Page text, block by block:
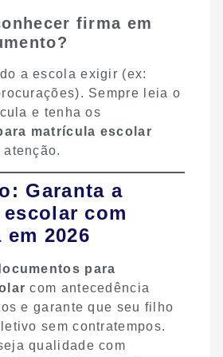
firma em
a escola exigir (ex:
Sempre leia o
e tenha os
matrícula escolar
Garanta a
com
2026
para
com antecedência
e garante que seu filho
sem contratempos.
qualidade com